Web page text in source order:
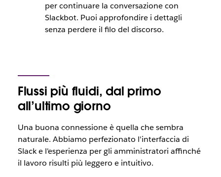
per continuare la conversazione con
Slackbot. Puoi approfondire i dettagli
senza perdere il filo del discorso.
Flussi più fluidi, dal primo
all’ultimo giorno
Una buona connessione è quella che sembra
naturale. Abbiamo perfezionato l'interfaccia di
Slack e l'esperienza per gli amministratori affinché
il lavoro risulti più leggero e intuitivo.